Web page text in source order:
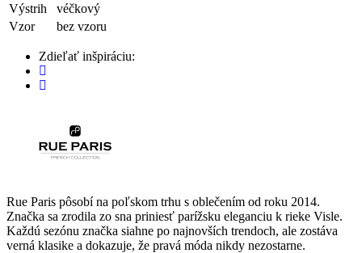
Výstrih
véčkový
Vzor
bez vzoru
Zdieľať inšpiráciu:
Rue Paris pôsobí na poľskom trhu s oblečením od roku 2014.
Značka sa zrodila zo sna priniesť parížsku eleganciu k rieke Visle.
Každú sezónu značka siahne po najnovších trendoch, ale zostáva
verná klasike a dokazuje, že pravá móda nikdy nezostarne.